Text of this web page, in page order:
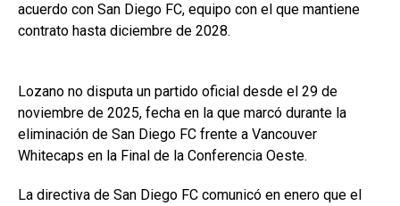
acuerdo con San Diego FC, equipo con el que mantiene
contrato hasta diciembre de 2028.
Lozano no disputa un partido oficial desde el 29 de
noviembre de 2025, fecha en la que marcó durante la
eliminación de San Diego FC frente a Vancouver
Whitecaps en la Final de la Conferencia Oeste.
La directiva de San Diego FC comunicó en enero que el